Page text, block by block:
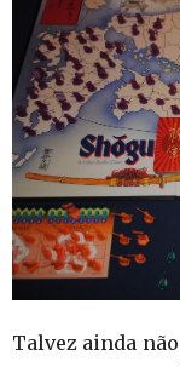
Talvez ainda